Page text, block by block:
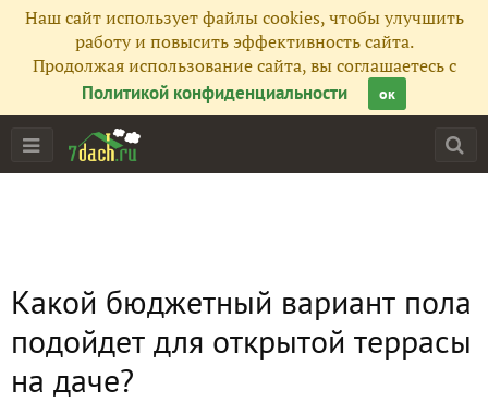
Наш сайт использует файлы cookies, чтобы улучшить
работу и повысить эффективность сайта.
Продолжая использование сайта, вы соглашаетесь с
Политикой конфиденциальности
ок
Какой бюджетный вариант пола
подойдет для открытой террасы
на даче?